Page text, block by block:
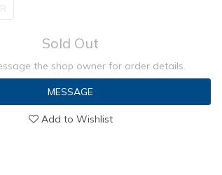
Sold Out
the shop owner for order details.
MESSAGE
Add to Wishlist